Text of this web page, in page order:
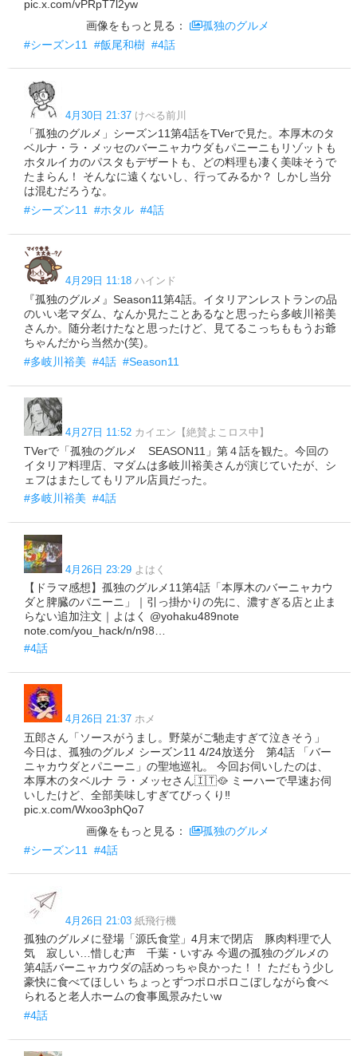
pic.x.com/vPRpT7l2yw
画像をもっと見る：
孤独のグルメ
#シーズン11
#飯尾和樹 #4話
4月30日 21:37 けぺる前川
「孤独のグルメ」シーズン11第4話をTVerで見た。本厚木のタ
ベルナ・ラ・メッセのバーニャカウダもパニーニもリゾットも
ホタルイカのパスタもデザートも、どの料理も凄く美味そうで
たまらん！ そんなに遠くないし、行ってみるか？ しかし当分
は混むだろうな。
#シーズン11
#ホタル #4話
4月29日 11:18 ハインド
『孤独のグルメ』Season11第4話。イタリアンレストランの品
のいい老マダム、なんか見たことあるなと思ったら多岐川裕美
さんか。随分老けたなと思ったけど、見てるこっちももうお爺
ちゃんだから当然か(笑)。
#多岐川裕美 #4話 #Season11
4月27日 11:52 カイエン【絶賛よこロス中】
TVerで「孤独のグルメ SEASON11」第４話を観た。今回の
イタリア料理店、マダムは多岐川裕美さんが演じていたが、シ
ェフはまたしてもリアル店員だった。
#多岐川裕美 #4話
4月26日 23:29 よはく
【ドラマ感想】孤独のグルメ11第4話「本厚木のバーニャカウ
ダと脾臓のパニーニ」｜引っ掛かりの先に、濃すぎる店と止ま
らない追加注文｜よはく @yohaku489note
note.com/you_hack/n/n98…
#4話
4月26日 21:37 ホメ
五郎さん「ソースがうまし。野菜がご馳走すぎて泣きそう」
今日は、孤独のグルメ シーズン11 4/24放送分 第4話 「バー
ニャカウダとパニーニ」の聖地巡礼。 今回お伺いしたのは、
本厚木のタベルナ ラ・メッセさん🇮🇹🥘 ミーハーで早速お伺
いしたけど、全部美味しすぎてびっくり‼️
pic.x.com/Wxoo3phQo7
画像をもっと見る：
孤独のグルメ
#シーズン11
#4話
4月26日 21:03 紙飛行機
孤独のグルメに登場「源氏食堂」4月末で閉店 豚肉料理で人
気 寂しい…惜しむ声 千葉・いすみ 今週の孤独のグルメの
第4話バーニャカウダの話めっちゃ良かった！！ ただもう少し
豪快に食べてほしい ちょっとずつポロポロこぼしながら食べ
られると老人ホームの食事風景みたいw
#4話